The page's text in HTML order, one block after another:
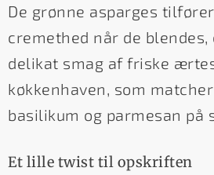
De grønne asparges
cremethed når de
delikat smag af friske
køkkenhaven, som
basilikum og parmesan på
Et lille twist til opskriften